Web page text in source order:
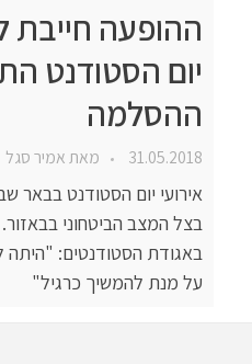
ההופעה חייבת
יום הסטודנט
ההסלמה
31.05.2018 מאתאמיר סגל
אירועי יום הסטודנט בבאר
בצל המצב הביטחוני
באגודת הסטודנטים: "היתה
על מנת להמשיך כרגיל"